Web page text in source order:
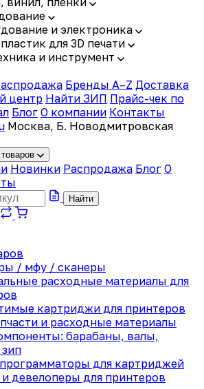
и электроника
для 3D печати
и инструмент
Бренды A–Z Доставка
центр Найти ЗИП Прайс-чек по
Блог О компании Контакты
Москва, Б. Новодмитровская
Новинки Распродажа Блог О
Найти
/ мфу / сканеры
расходные материалы для
картриджи для принтеров
и расходные материалы
барабаны, валы,
для картриджей
девелоперы для принтеров